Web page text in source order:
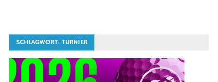
SCHLAGWORT:TURNIER